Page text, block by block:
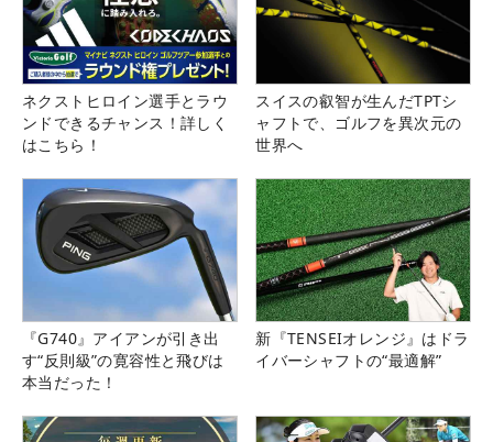
ネクストヒロイン選手とラウ
ンドできるチャンス！詳しく
はこちら！
スイスの叡智が生んだTPTシ
ャフトで、ゴルフを異次元の
世界へ
『G740』アイアンが引き出
す“反則級”の寛容性と飛びは
本当だった！
新『TENSEIオレンジ』はドラ
イバーシャフトの“最適解”